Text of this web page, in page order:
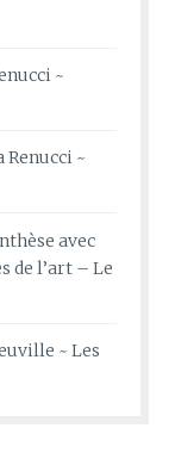
~
Renucci ~
avec
de l’art – Le
~ Les